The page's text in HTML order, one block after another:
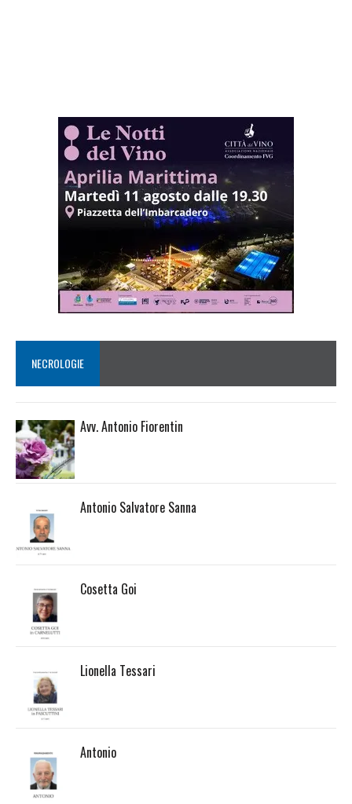
NECROLOGIE
Avv. Antonio Fiorentin
Antonio Salvatore Sanna
Cosetta Goi
Lionella Tessari
Antonio